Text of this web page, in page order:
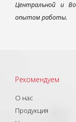
Центральной и
опытом работы.
Рекомендуем
О нас
Продукция